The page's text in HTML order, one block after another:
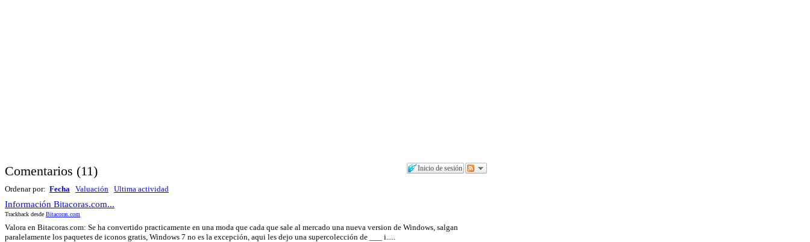
Inicio de sesión
Comentarios (11)
Ordenar por: Fecha Valuación Ultima actividad
Información Bitacoras.com...
Trackback desde Bitacoras.com
Valora en Bitacoras.com: Se ha convertido practicamente en una moda que cada que sale al mercado una nueva version de Windows, salgan
paralelamente los paquetes de iconos gratis, Windows 7 no es la excepción, aqui les dejo una supercolección de ___ i.....